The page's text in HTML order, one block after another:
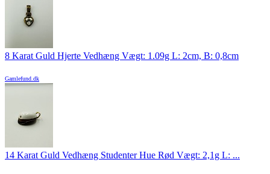
8 Karat Guld Hjerte Vedhæng Vægt: 1.09g L: 2cm, B: 0,8cm
Gamlefund.dk
14 Karat Guld Vedhæng Studenter Hue Rød Vægt: 2,1g L: ...